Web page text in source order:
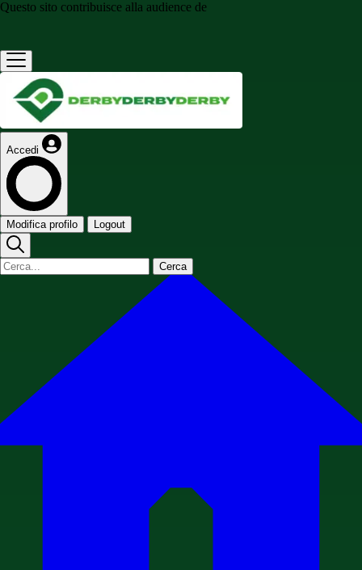
Questo sito contribuisce alla audience de
Accedi
Modifica profilo Logout
Cerca